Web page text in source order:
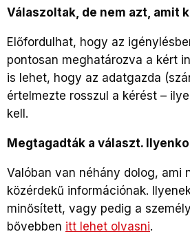
Válaszoltak, de nem azt, amit
Előfordulhat, hogy az
pontosan meghatározva a kért
is lehet, hogy az adatgazda
értelmezte rosszul a kérést –
kell.
Megtagadták a választ.
Valóban van néhány dolog, ami
közérdekű információnak.
minősített, vagy pedig a
bővebben itt lehet olvasni.